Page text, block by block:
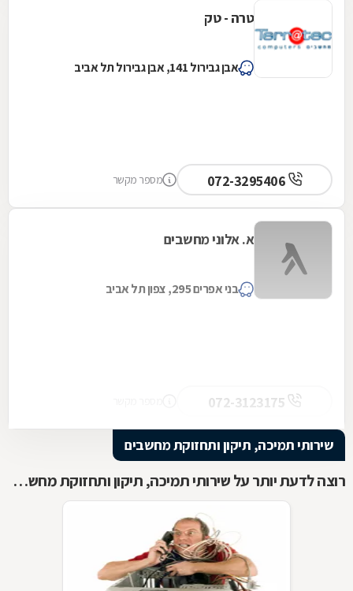
טרה - טק
אבן גבירול 141, אבן גבירול תל אביב
מספר מקשר
א. אלוני מחשבים
בני אפרים 295, צפון תל אביב
שירותי תמיכה, תיקון ותחזוקת מחשבים
רוצה לדעת יותר על שירותי תמיכה, תיקון ותחזוקת מחשבים ?